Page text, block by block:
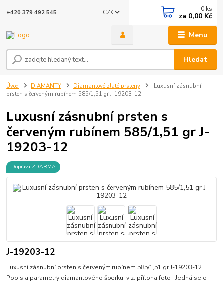
Menu
CZK
Hledat
+420 379 492 545 0 ks
za 0,00 Kč
Úvod DIAMANTY Diamantové zlaté prsteny
Luxusní zásnubní
prsten s červeným rubínem 585/1,51 gr J-19203-12
Luxusní zásnubní prsten s
červeným rubínem 585/1,51 gr J-
19203-12
Doprava ZDARMA
J-19203-12
Luxusní zásnubní prsten s červeným rubínem 585/1,51 gr J-19203-12
Popis a parametry diamantového šperku: viz. příloha foto Jedná se o